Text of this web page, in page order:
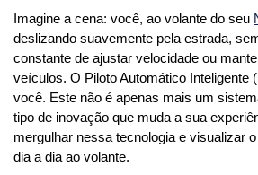
Imagine a cena: você, ao volante do seu
deslizando suavemente pela estrada,
constante de ajustar velocidade ou
veículos. O Piloto Automático Inteligente
você. Este não é apenas mais um
tipo de inovação que muda a sua
mergulhar nessa tecnologia e visualizar
dia a dia ao volante.